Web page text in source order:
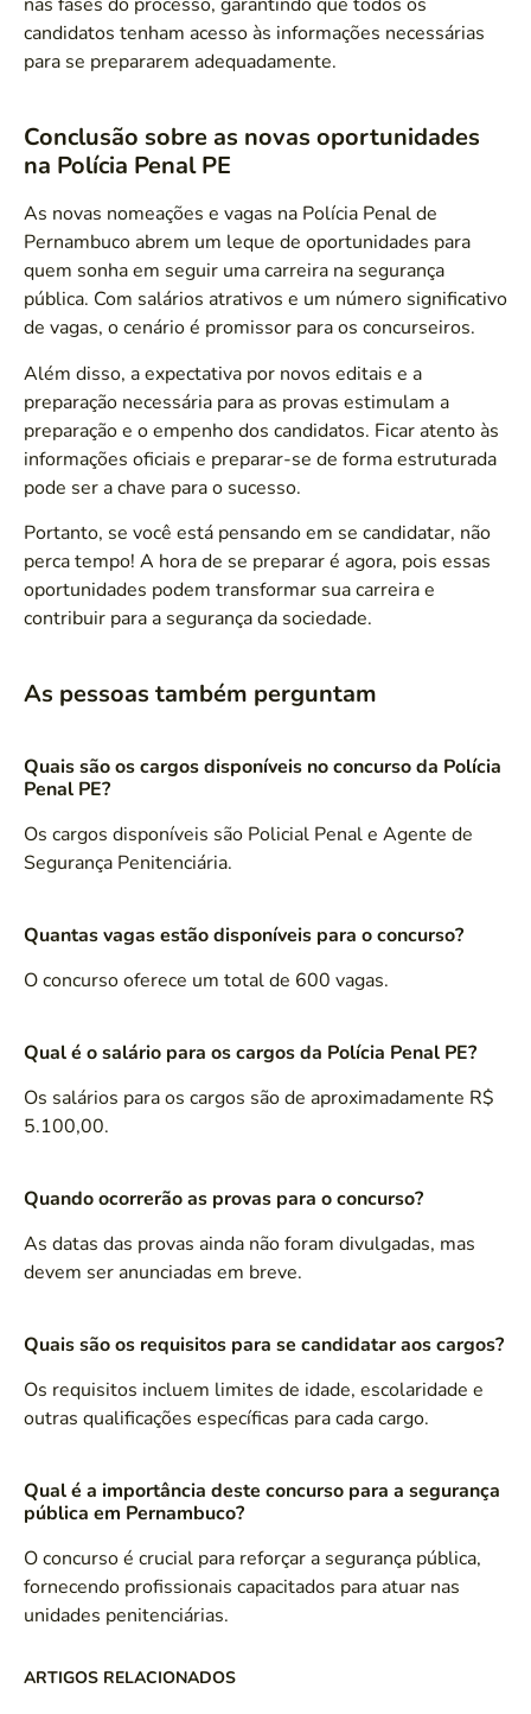
candidatos tenham acesso às informações necessárias
para se prepararem adequadamente.
Conclusão sobre as novas oportunidades
na Polícia Penal PE
As novas nomeações e vagas na Polícia Penal de
Pernambuco abrem um leque de oportunidades para
quem sonha em seguir uma carreira na segurança
pública. Com salários atrativos e um número significativo
de vagas, o cenário é promissor para os concurseiros.
Além disso, a expectativa por novos editais e a
preparação necessária para as provas estimulam a
preparação e o empenho dos candidatos. Ficar atento às
informações oficiais e preparar-se de forma estruturada
pode ser a chave para o sucesso.
Portanto, se você está pensando em se candidatar, não
perca tempo! A hora de se preparar é agora, pois essas
oportunidades podem transformar sua carreira e
contribuir para a segurança da sociedade.
As pessoas também perguntam
Quais são os cargos disponíveis no concurso da Polícia
Penal PE?
Os cargos disponíveis são Policial Penal e Agente de
Segurança Penitenciária.
Quantas vagas estão disponíveis para o concurso?
O concurso oferece um total de 600 vagas.
Qual é o salário para os cargos da Polícia Penal PE?
Os salários para os cargos são de aproximadamente R$
5.100,00.
Quando ocorrerão as provas para o concurso?
As datas das provas ainda não foram divulgadas, mas
devem ser anunciadas em breve.
Quais são os requisitos para se candidatar aos cargos?
Os requisitos incluem limites de idade, escolaridade e
outras qualificações específicas para cada cargo.
Qual é a importância deste concurso para a segurança
pública em Pernambuco?
O concurso é crucial para reforçar a segurança pública,
fornecendo profissionais capacitados para atuar nas
unidades penitenciárias.
ARTIGOS RELACIONADOS